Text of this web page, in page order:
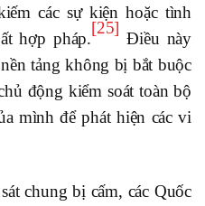
các sự kiện hoặc tình
hợp pháp.
[25]
Điều này
tảng không bị bắt buộc
động kiểm soát toàn bộ
mình để phát hiện các vi
chung bị cấm, các Quốc